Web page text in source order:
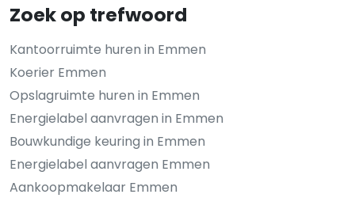
Zoek op trefwoord
Kantoorruimte huren in Emmen
Koerier Emmen
Opslagruimte huren in Emmen
Energielabel aanvragen in Emmen
Bouwkundige keuring in Emmen
Energielabel aanvragen Emmen
Aankoopmakelaar Emmen